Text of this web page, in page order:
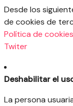
Desde los
de cookies de
Política de
Twiter
Deshabilitar el
La persona